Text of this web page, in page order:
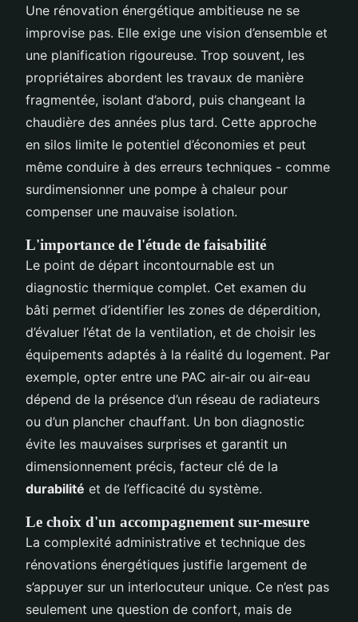
Une rénovation énergétique ambitieuse ne se
improvise pas. Elle exige une vision d’ensemble et
une planification rigoureuse. Trop souvent, les
propriétaires abordent les travaux de manière
fragmentée, isolant d’abord, puis changeant la
chaudière des années plus tard. Cette approche
en silos limite le potentiel d’économies et peut
même conduire à des erreurs techniques - comme
surdimensionner une pompe à chaleur pour
compenser une mauvaise isolation.
L'importance de l'étude de faisabilité
Le point de départ incontournable est un
diagnostic thermique complet. Cet examen du
bâti permet d’identifier les zones de déperdition,
d’évaluer l’état de la ventilation, et de choisir les
équipements adaptés à la réalité du logement. Par
exemple, opter entre une PAC air-air ou air-eau
dépend de la présence d’un réseau de radiateurs
ou d’un plancher chauffant. Un bon diagnostic
évite les mauvaises surprises et garantit un
dimensionnement précis, facteur clé de la
durabilité et de l’efficacité du système.
Le choix d'un accompagnement sur-mesure
La complexité administrative et technique des
rénovations énergétiques justifie largement de
s’appuyer sur un interlocuteur unique. Ce n’est pas
seulement une question de confort, mais de